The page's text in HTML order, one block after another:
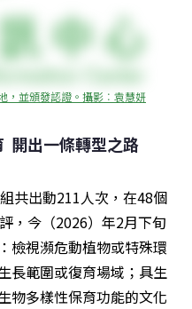
，並頒發認證。攝影︰袁慧妍
開出一條轉型之路
共出動211人次，在48個
，今（2026）年2月下旬
檢視瀕危動植物或特殊環
長範圍或復育場域；具生
物多樣性保育功能的文化